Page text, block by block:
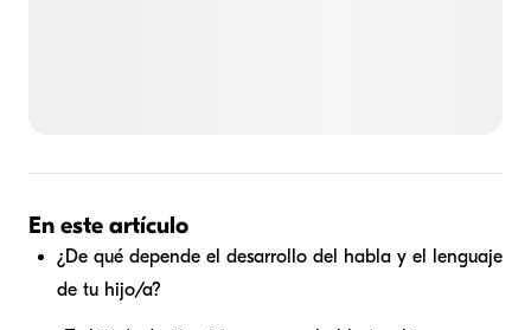
En este artículo
¿De qué depende el desarrollo del habla y el lenguaje
de tu hijo/a?